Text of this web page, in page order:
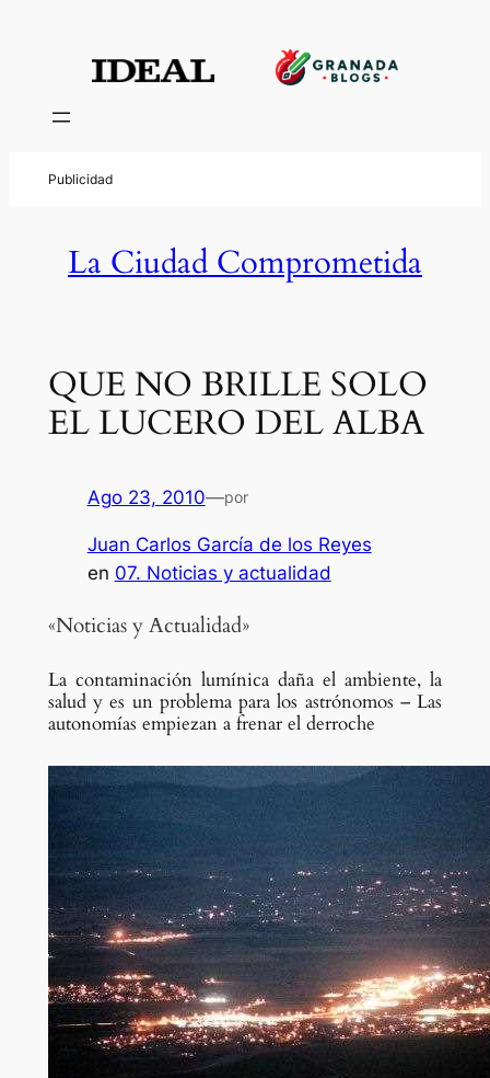
La Ciudad Comprometida
QUE NO BRILLE SOLO
EL LUCERO DEL ALBA
Ago 23, 2010—por
Juan Carlos García de los Reyes
en 07. Noticias y actualidad
«Noticias y Actualidad»
La contaminación lumínica daña el ambiente, la
salud y es un problema para los astrónomos – Las
autonomías empiezan a frenar el derroche